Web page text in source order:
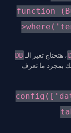
function
، هتحتاج تغير الـ DB
بمجرد ما تعرف